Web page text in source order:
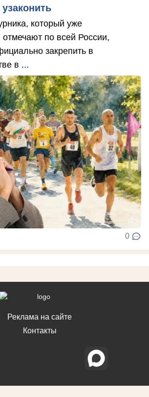
который уже
по всей России,
закрепить в
в ...
0
Реклама на сайте
Контакты